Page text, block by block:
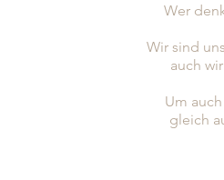
Wer
Wir sind
auch
Um
gleich